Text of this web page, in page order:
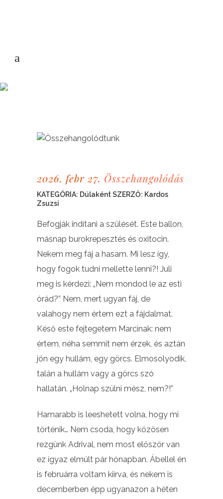
2026. febr 27. Összehangolódás
KATEGÓRIA: DúlakéntSZERZŐ: Kardos
Zsuzsi
Befogják indítani a szülését. Este ballon,
másnap burokrepesztés és oxitocin.
Nekem meg fáj a hasam. Mi lesz így,
hogy fogok tudni mellette lenni?! Juli
meg is kérdezi: „Nem mondod le az esti
órád?” Nem, mert ugyan fáj, de
valahogy nem értem ezt a fájdalmat.
Késő este fejtegetem Marcinak: nem
értem, néha semmit nem érzek, és aztán
jön egy hullám, egy görcs. Elmosolyodik,
talán a hullám vagy a görcs szó
hallatán. „Holnap szülni mész, nem?!”
Hamarabb is leeshetett volna, hogy mi
történik… Nem csoda, hogy közösen
rezgünk Adrival, nem most először van
ez ígyaz elmúlt pár hónapban. Ábellel én
is februárra voltam kiírva, és nekem is
decemberben épp ugyanazon a héten